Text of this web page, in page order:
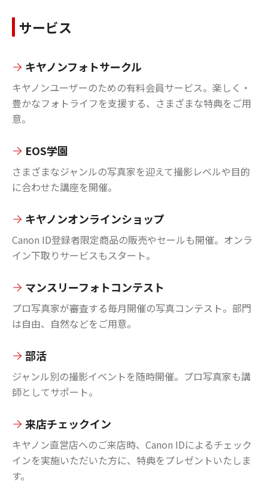
サービス
キヤノンフォトサークル
キヤノンユーザーのための有料会員サービス。楽しく・
豊かなフォトライフを支援する、さまざまな特典をご用
意。
EOS学園
さまざまなジャンルの写真家を迎えて撮影レベルや目的
に合わせた講座を開催。
キヤノンオンラインショップ
Canon ID登録者限定商品の販売やセールも開催。オンラ
イン下取りサービスもスタート。
マンスリーフォトコンテスト
プロ写真家が審査する毎月開催の写真コンテスト。部門
は自由、自然などをご用意。
部活
ジャンル別の撮影イベントを随時開催。プロ写真家も講
師としてサポート。
来店チェックイン
キヤノン直営店へのご来店時、Canon IDによるチェック
インを実施いただいた方に、特典をプレゼントいたしま
す。